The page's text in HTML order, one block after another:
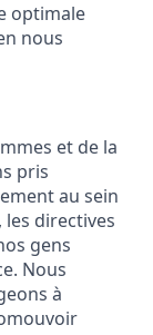
optimale
nous
et de la
pris
au sein
directives
gens
Nous
à